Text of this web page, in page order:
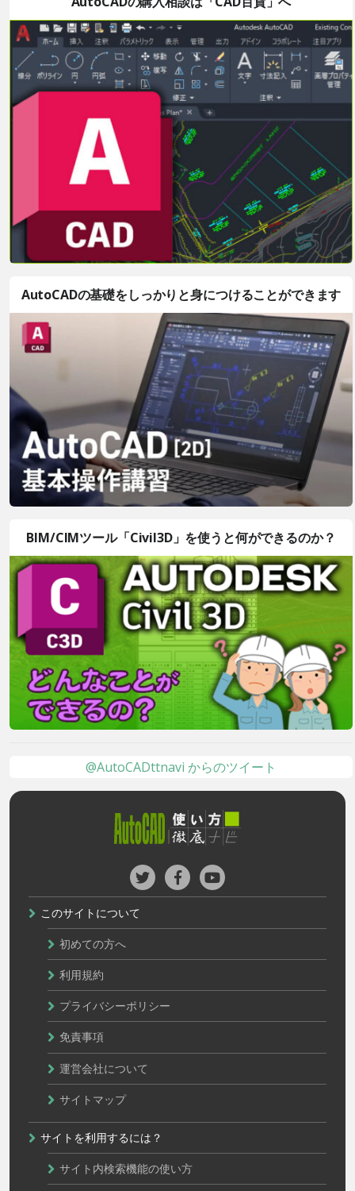
AutoCADの基礎をしっかりと身につけることができます
BIM/CIMツール「Civil3D」を使うと何ができるのか？
@AutoCADttnavi からのツイート
このサイトについて
初めての方へ
利用規約
プライバシーポリシー
免責事項
運営会社について
サイトマップ
サイトを利用するには？
サイト内検索機能の使い方